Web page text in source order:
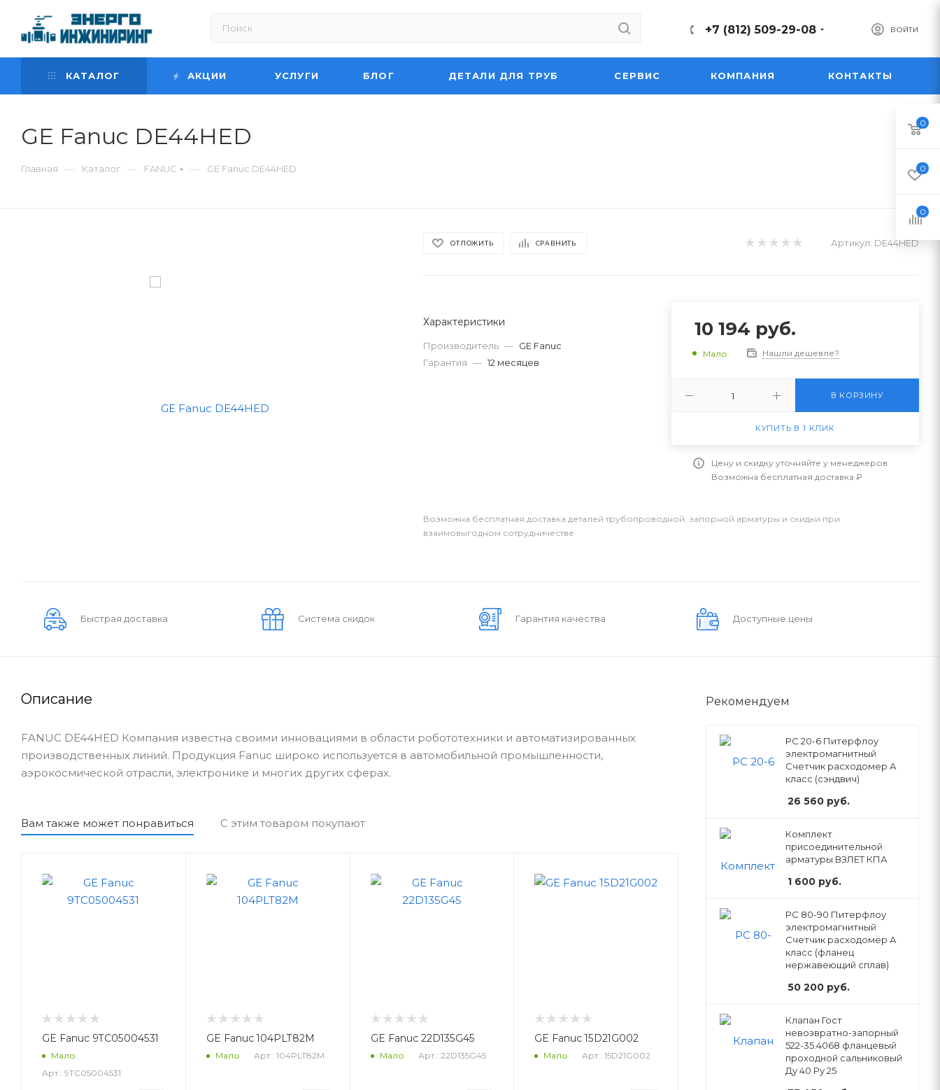
ВОЙТИ
+7 (812) 509-29-08
КАТАЛОГ АКЦИИ УСЛУГИ БЛОГ ДЕТАЛИ ДЛЯ ТРУБ СЕРВИС КОМПАНИЯ КОНТАКТЫ
GE Fanuc DE44HED
Главная — Каталог — FANUC — GE Fanuc DE44HED
ОТЛОЖИТЬ СРАВНИТЬ Артикул: DE44HED
Характеристики
Производитель — GE Fanuc
Гарантия — 12 месяцев
10 194 руб.
Мало Нашли дешевле?
В КОРЗИНУ
КУПИТЬ В 1 КЛИК
Цену и скидку уточняйте у менеджеров
Возможна бесплатная доставка ₽
Возможна бесплатная доставка деталей трубопроводной, запорной арматуры и скидки при
взаимовыгодном сотрудничестве
Быстрая доставка Система скидок Гарантия качества Доступные цены
Описание
FANUC DE44HED Компания известна своими инновациями в области робототехники и автоматизированных
производственных линий. Продукция Fanuc широко используется в автомобильной промышленности,
аэрокосмической отрасли, электронике и многих других сферах.
Вам также может понравиться С этим товаром покупают
GE Fanuc 9TC05004531
Мало
Арт.: 9TC05004531
GE Fanuc 104PLT82M
Мало Арт.: 104PLT82M
GE Fanuc 22D135G45
Мало Арт.: 22D135G45
GE Fanuc 15D21G002
Мало Арт.: 15D21G002
Рекомендуем
РС 20-6 Питерфлоу
электромагнитный
Счетчик расходомер A
класс (сэндвич)
26 560 руб.
Комплект
присоединительной
арматуры ВЗЛЕТ КПА
1 600 руб.
РС 80-90 Питерфлоу
электромагнитный
Счетчик расходомер A
класс (фланец
нержавеющий сплав)
50 200 руб.
Клапан Гост
невозвратно-запорный
522-35.4068 фланцевый
проходной сальниковый
Ду 40 Ру 25
0
0
0